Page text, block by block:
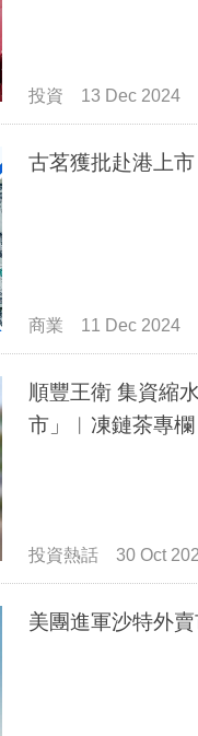
投資 13 Dec 2024
古茗獲批赴港上
商業 11 Dec 2024
順豐王衛 集資縮
市」︳凍鏈茶專欄
投資熱話 30 Oct